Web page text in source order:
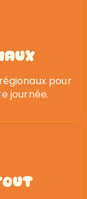
pour
journée.